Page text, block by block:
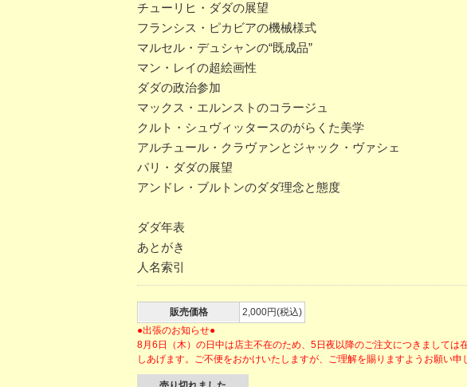
チューリヒ・ダダの展望
フランシス・ピカビアの機械様式
マルセル・デュシャンの“既成品”
マン・レイの超絵画性
ダダの政治参加
マックス・エルンストのコラージュ
クルト・シュヴィッタースのがらくた美学
アルチュール・クラヴァンとジャック・ヴァシェ
パリ・ダダの展望
アンドレ・ブルトンのダダ理念と態度
ダダ年表
あとがき
人名索引
販売価格
2,000円(税込)
●出張のお知らせ●
8月6日（木）の日中は店主不在のため、5日夜以降のご注文につきまして
しあげます。ご不便をおかけいたしますが、ご理解を賜りますようお願い